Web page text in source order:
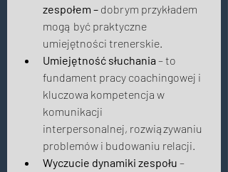
zespołem – dobrym przykładem
mogą być praktyczne
umiejętności trenerskie.
Umiejętność słuchania – to
fundament pracy coachingowej i
kluczowa kompetencja w
komunikacji
interpersonalnej, rozwiązywaniu
problemów i budowaniu relacji.
Wyczucie dynamiki zespołu –